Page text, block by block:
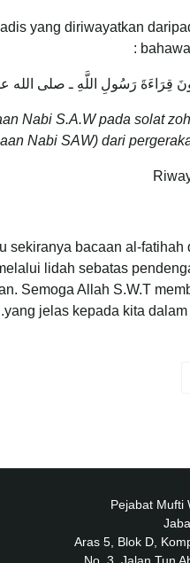
yang diriwayatkan
قِرَاءَةَ رَسُولِ اللَّهِ ـ صلى الله
Nabi S.A.W pada solat
Nabi SAW) dari
sekiranya bacaan al-fatihah
lidah sebatas
Semoga Allah S.W.T
yang jelas kepada kita dalam
Pejabat Mufti
Aras 5, Blok D,